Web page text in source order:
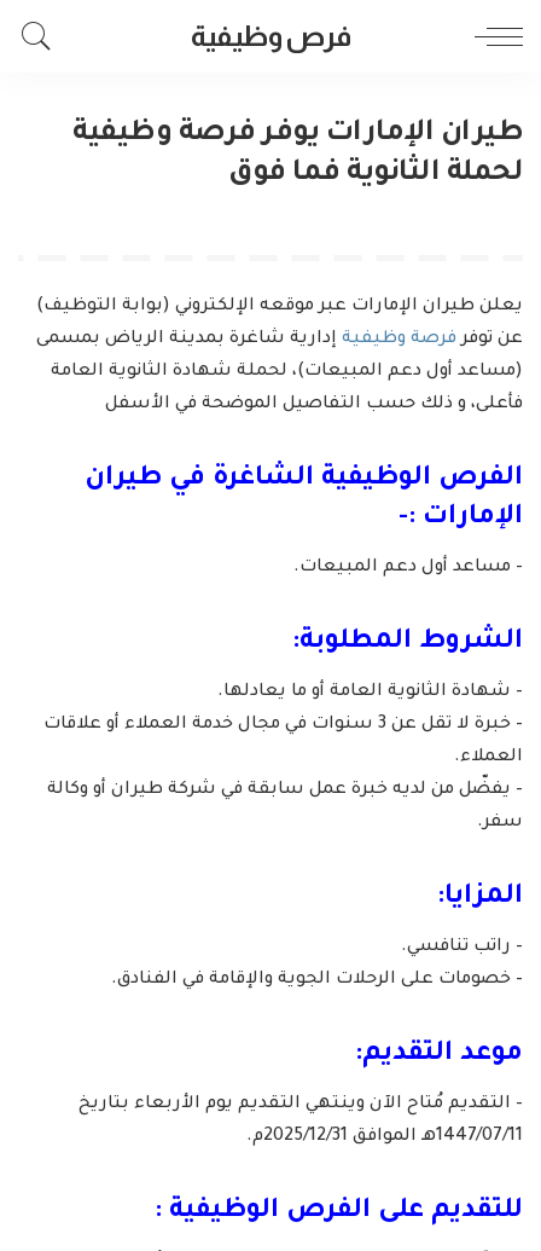
فرص وظيفية
طيران الإمارات يوفر فرصة وظيفية
لحملة الثانوية فما فوق
يعلن طيران الإمارات عبر موقعه الإلكتروني (بوابة التوظيف)
عن توفرفرصة وظيفية إدارية شاغرة بمدينة الرياض بمسمى
(مساعد أول دعم المبيعات)، لحملة شهادة الثانوية العامة
فأعلى، و ذلك حسب التفاصيل الموضحة في الأسفل
الفرص الوظيفية الشاغرة في طيران
الإمارات :-
– مساعد أول دعم المبيعات.
الشروط المطلوبة:
– شهادة الثانوية العامة أو ما يعادلها.
– خبرة لا تقل عن 3 سنوات في مجال خدمة العملاء أو علاقات
العملاء.
– يفضّل من لديه خبرة عمل سابقة في شركة طيران أو وكالة
سفر.
المزايا:
– راتب تنافسي.
– خصومات على الرحلات الجوية والإقامة في الفنادق.
موعد التقديم:
– التقديم مُتاح الآن وينتهي التقديم يوم الأربعاء بتاريخ
1447/07/11هـ الموافق 2025/12/31م.
للتقديم على الفرص الوظيفية :